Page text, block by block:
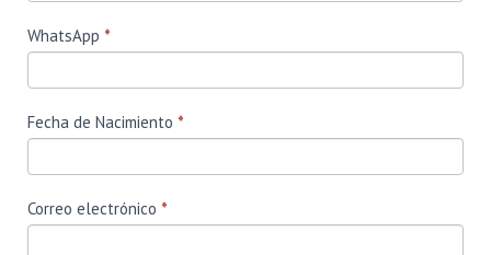
WhatsApp *
Fecha de Nacimiento *
Correo electrónico *